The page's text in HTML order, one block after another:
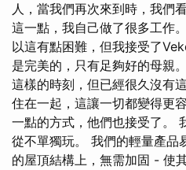
人，當我們再次來到時，我們
這一點，我自己做了很多工作
以這有點困難，但我接受了
是完美的，只有足夠好的母親。
這樣的時刻，但已經很久沒有
住在一起，這讓一切都變得更
一點的方式，他們也接受了。
從不單獨玩。 我們的輕量產品
的屋頂結構上，無需加固 - 使